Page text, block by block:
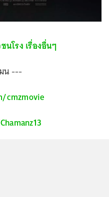
โรง เรื่องอื่นๆ
น ---
cmzmovie